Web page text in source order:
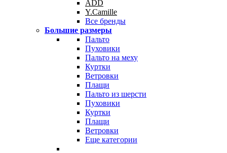
ADD
Y.Camille
Все бренды
Большие размеры
Пальто
Пуховики
Пальто на меху
Куртки
Ветровки
Плащи
Пальто из шерсти
Пуховики
Куртки
Плащи
Ветровки
Еще категории